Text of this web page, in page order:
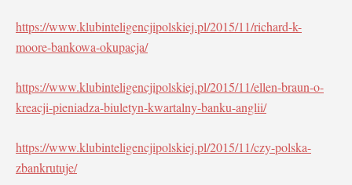
https://www.klubinteligencjipolskiej.pl/2015/11/richard-k-
moore-bankowa-okupacja/
https://www.klubinteligencjipolskiej.pl/2015/11/ellen-braun-o-
kreacji-pieniadza-biuletyn-kwartalny-banku-anglii/
https://www.klubinteligencjipolskiej.pl/2015/11/czy-polska-
zbankrutuje/